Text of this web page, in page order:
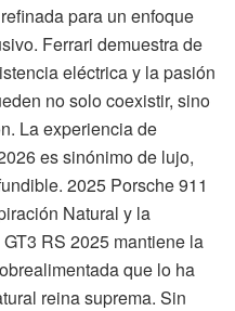
para un enfoque
Ferrari demuestra de
eléctrica y la pasión
no solo coexistir, sino
La experiencia de
es sinónimo de lujo,
2025 Porsche 911
Natural y la
RS 2025 mantiene la
que lo ha
reina suprema. Sin